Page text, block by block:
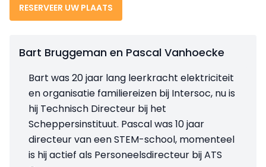
RESERVEER UW PLAATS
Bart Bruggeman en Pascal Vanhoecke
Bart was 20 jaar lang leerkracht elektriciteit
en organisatie familiereizen bij Intersoc, nu is
hij Technisch Directeur bij het
Scheppersinstituut. Pascal was 10 jaar
directeur van een STEM-school, momenteel
is hij actief als Personeelsdirecteur bij ATS